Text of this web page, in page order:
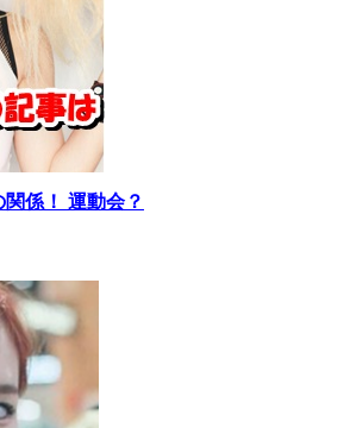
係！ 運動会？